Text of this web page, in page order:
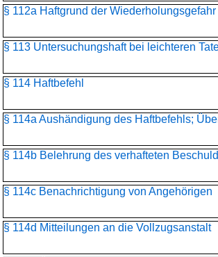
§ 112a Haftgrund der Wiederholungsgefahr
§ 113 Untersuchungshaft bei leichteren
§ 114 Haftbefehl
§ 114a Aushändigung des Haftbefehls;
§ 114b Belehrung des verhafteten
§ 114c Benachrichtigung von Angehörigen
§ 114d Mitteilungen an die Vollzugsanstalt